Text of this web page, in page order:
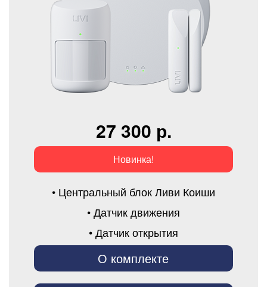
27 300 р.
Новинка!
• Центральный блок Ливи Коиши
• Датчик движения
• Датчик открытия
О комплекте